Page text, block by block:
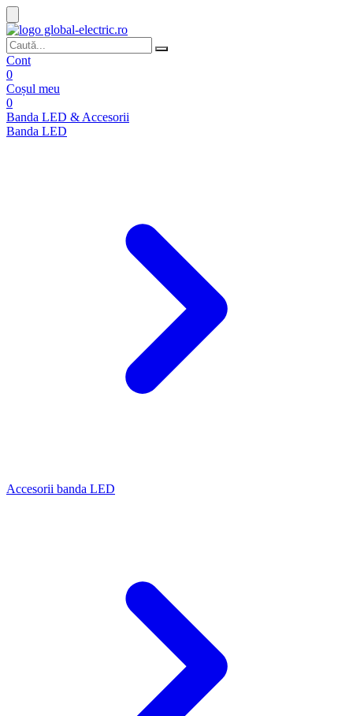
Cont
0
Coșul meu
0
Banda LED & Accesorii
Banda LED
Accesorii banda LED